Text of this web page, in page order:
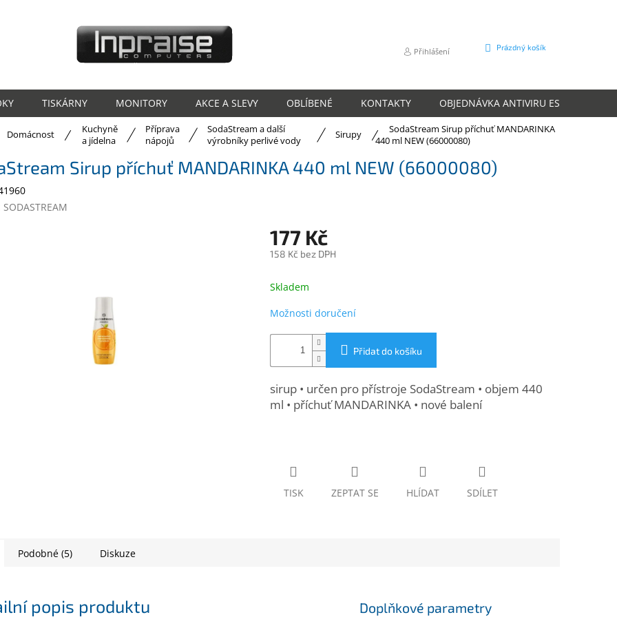
Přihlášení
NÁKUPNÍ
Prázdný košík
TISKÁRNY MONITORY AKCE A SLEVY OBLÍBENÉ KONTAKTY OBJEDNÁVKA ANTIVIRU ESET
Domácnost
Kuchyně
a jídelna
Příprava
nápojů
SodaStream a další
výrobníky perlivé vody
Sirupy
SodaStream Sirup příchuť MANDARINKA
440 ml NEW (66000080)
Sirup příchuť MANDARINKA 440 ml NEW (66000080)
SODASTREAM
177 Kč
158 Kč bez DPH
cena:
Skladem
Možnosti doručení
Přidat do košíku
sirup • určen pro přístroje SodaStream • objem 440
ml • příchuť MANDARINKA • nové balení
TISK ZEPTAT SE HLÍDAT SDÍLET
Podobné (5) Diskuze
popis produktu Doplňkové parametry